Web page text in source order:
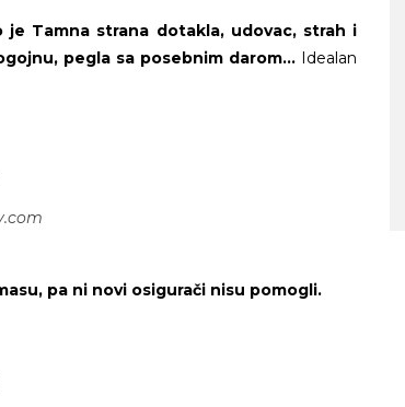
Tamna strana dotakla, udovac, strah i
pegla sa posebnim darom…Idealan
pa ni novi osigurači nisu pomogli.